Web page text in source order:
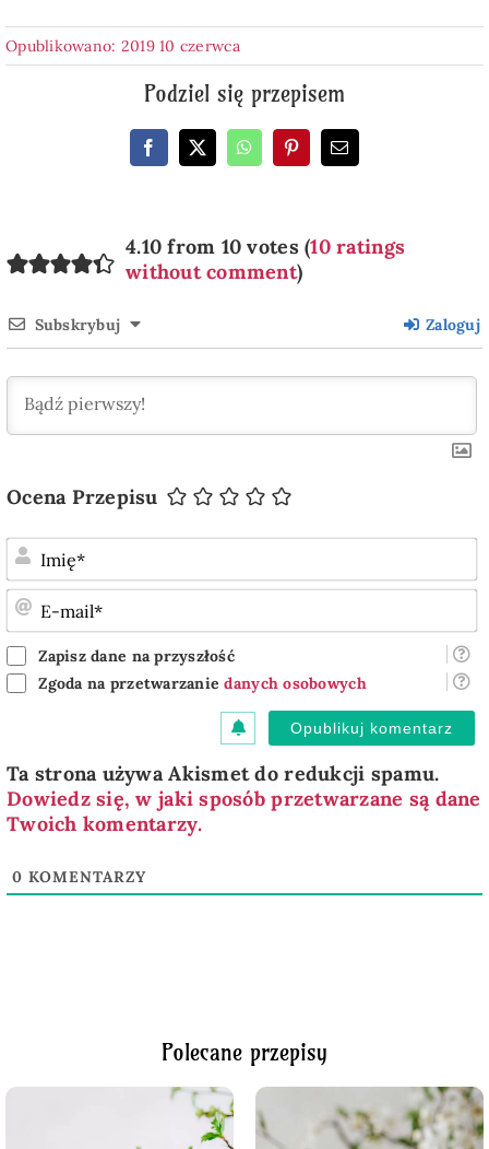
Opublikowano: 2019 10 czerwca
Podziel się przepisem
4.10 from 10 votes (10 ratings
without comment)
Subskrybuj Zaloguj
Ocena Przepisu
Zapisz dane na przyszłość
Zgoda na przetwarzaniedanych osobowych
Ta strona używa Akismet do redukcji spamu.
Dowiedz się, w jaki sposób przetwarzane są dane
Twoich komentarzy.
0 KOMENTARZY
Polecane przepisy